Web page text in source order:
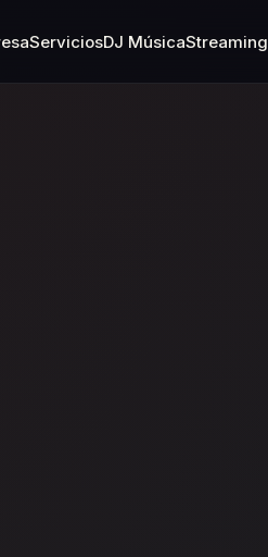
ServiciosDJ MúsicaStreaming